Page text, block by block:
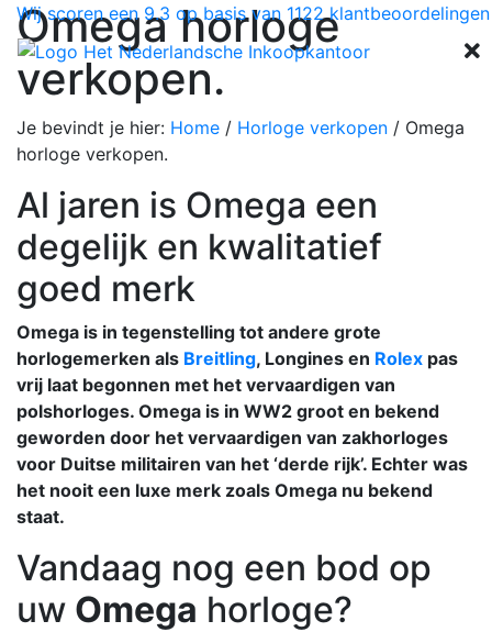
Wij scoren een 9.3 op basis van 1122klantbeoordelingen
Omega horloge
verkopen.
Je bevindt je hier: Home / Horloge verkopen / Omega
horloge verkopen.
Al jaren is Omega een
degelijk en kwalitatief
goed merk
Omega is in tegenstelling tot andere grote
horlogemerken als Breitling, Longines en Rolex pas
vrij laat begonnen met het vervaardigen van
polshorloges. Omega is in WW2 groot en bekend
geworden door het vervaardigen van zakhorloges
voor Duitse militairen van het ‘derde rijk’. Echter was
het nooit een luxe merk zoals Omega nu bekend
staat.
Vandaag nog een bod op
uw Omega horloge?